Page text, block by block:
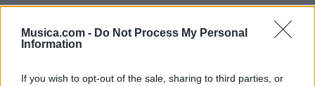
Musica.com - Do Not Process My Personal
Information
If you wish to opt-out of the sale, sharing to third parties, or